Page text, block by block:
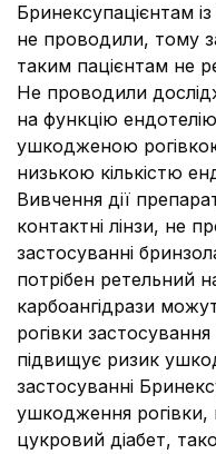
Бринексупацієнтам
не проводили, тому
таким пацієнтам не
Не проводили
на функцію ендотелію
ушкодженою
низькою кількістю
Вивчення дії
контактні лінзи, не
застосуванні
потрібен ретельний
карбоангідрази
рогівки
підвищує ризик
застосуванні
ушкодження
цукровий діабет,